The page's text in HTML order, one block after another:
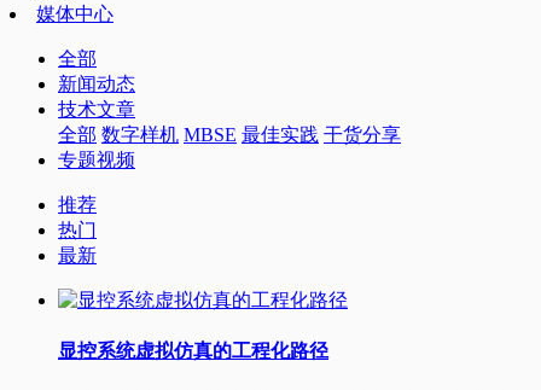
媒体中心
全部
新闻动态
技术文章
全部 数字样机 MBSE 最佳实践 干货分享
专题视频
推荐
热门
最新
显控系统虚拟仿真的工程化路径